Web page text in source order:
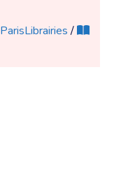
ParisLibrairies/